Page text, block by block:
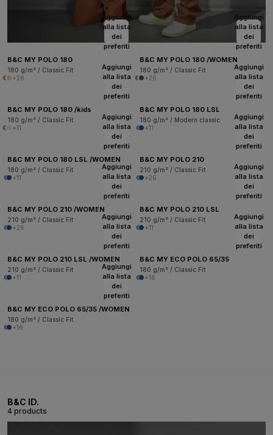
Aggiungi
alla lista
dei
preferiti
B&C MY POLO 180
180 g/m² / Classic Fit
+26
Aggiungi
alla lista
dei
preferiti
B&C MY POLO 180 /WOMEN
180 g/m² / Classic Fit
+26
Aggiungi
alla lista
dei
preferiti
B&C MY POLO 180 /kids
180 g/m² / Classic Fit
+11
Aggiungi
alla lista
dei
preferiti
B&C MY POLO 180 LSL
180 g/m² / Modern classic
+11
Aggiungi
alla lista
dei
preferiti
B&C MY POLO 180 LSL /WOMEN
180 g/m² / Classic Fit
+11
Aggiungi
alla lista
dei
preferiti
B&C MY POLO 210
210 g/m² / Classic Fit
+26
Aggiungi
alla lista
dei
preferiti
B&C MY POLO 210 /WOMEN
210 g/m² / Classic Fit
+26
Aggiungi
alla lista
dei
preferiti
B&C MY POLO 210 LSL
210 g/m² / Classic Fit
+11
Aggiungi
alla lista
dei
preferiti
B&C MY POLO 210 LSL /WOMEN
210 g/m² / Classic Fit
+11
Aggiungi
alla lista
dei
preferiti
B&C MY ECO POLO 65/35
180 g/m² / Classic Fit
+16
Aggiungi
alla lista
dei
preferiti
B&C MY ECO POLO 65/35 /WOMEN
180 g/m² / Classic Fit
+16
B&C ID.
4 products